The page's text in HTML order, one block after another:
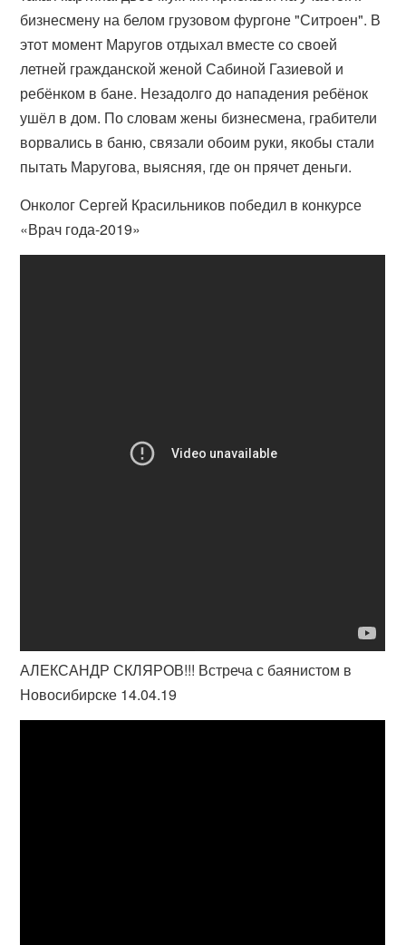
бизнесмену на белом грузовом фургоне "Ситроен". В
этот момент Маругов отдыхал вместе со своей
летней гражданской женой Сабиной Газиевой и
ребёнком в бане. Незадолго до нападения ребёнок
ушёл в дом. По словам жены бизнесмена, грабители
ворвались в баню, связали обоим руки, якобы стали
пытать Маругова, выясняя, где он прячет деньги.
Онколог Сергей Красильников победил в конкурсе
«Врач года-2019»
АЛЕКСАНДР СКЛЯРОВ!!! Встреча с баянистом в
Новосибирске 14.04.19